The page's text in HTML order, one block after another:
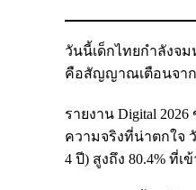
วันนี้เด็กไทยกำลังจ
คือสัญญาณเตือนจา
รายงาน Digital
ความจริงที่น่าตกใจ
4 ปี) สูงถึง 80.4% ที่